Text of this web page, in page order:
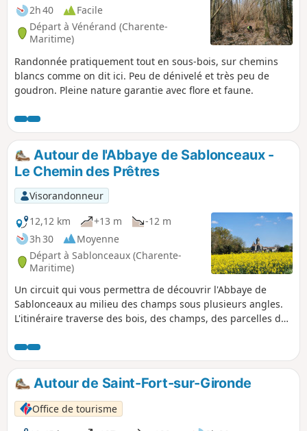
2h 40
Facile
Départ à Vénérand (Charente-
Maritime)
Randonnée pratiquement tout en sous-bois, sur chemins
blancs comme on dit ici. Peu de dénivelé et très peu de
goudron. Pleine nature garantie avec flore et faune.
Autour de l'Abbaye de Sablonceaux -
Le Chemin des Prêtres
Visorandonneur
12,12 km
+13 m
-12 m
3h 30
Moyenne
Départ à Sablonceaux (Charente-
Maritime)
Un circuit qui vous permettra de découvrir l'Abbaye de
Sablonceaux au milieu des champs sous plusieurs angles.
L'itinéraire traverse des bois, des champs, des parcelles de
rendre compte de la diversité des activité agricoles autour
de Sablonceaux.
Autour de Saint-Fort-sur-Gironde
Office de tourisme